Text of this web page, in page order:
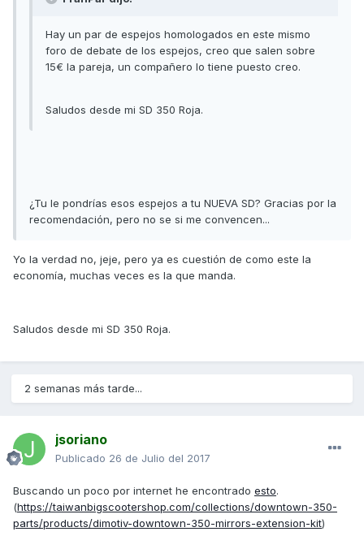
Hay un par de espejos homologados en este mismo
foro de debate de los espejos, creo que salen sobre
15€ la pareja, un compañero lo tiene puesto creo.
Saludos desde mi SD 350 Roja.
¿Tu le pondrías esos espejos a tu NUEVA SD? Gracias por la
recomendación, pero no se si me convencen...
Yo la verdad no, jeje, pero ya es cuestión de como este la
economía, muchas veces es la que manda.
Saludos desde mi SD 350 Roja.
2 semanas más tarde...
jsoriano
Publicado 26 de Julio del 2017
Buscando un poco por internet he encontrado esto.
(https://taiwanbigscootershop.com/collections/downtown-350-
parts/products/dimotiv-downtown-350-mirrors-extension-kit)